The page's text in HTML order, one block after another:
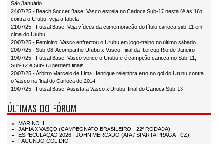
São Januário
24/07/25 - Beach Soccer Base: Vasco estreia no Carioca Sub-17 nesta 6ª às 16h
contra o Urubu; veja a tabela
21/07/25 - Futsal Base: Veja vídeos da comemoração do título carioca sub-11 em
cima do Urubu
20/07/25 - Feminino: Vasco enfrentou o Urubu em jogo-treino no último sábado
20/07/25 - Sub-08: Acompanhe Urubu x Vasco, final da Ibercup Rio de Janeiro
19/07/25 - Futsal Base: Vasco vence o Urubu e é campeão carioca no Sub-11;
Sub-12 e Sub-13 perdem finais
20/07/25 - Árbitro Marcelo de Lima Henrique relembra erro no gol do Urubu contra
o Vasco na final do Carioca de 2014
19/07/25 - Futsal Base: Assista a Vasco x Urubu, final do Carioca Sub-13
ÚLTIMAS DO FÓRUM